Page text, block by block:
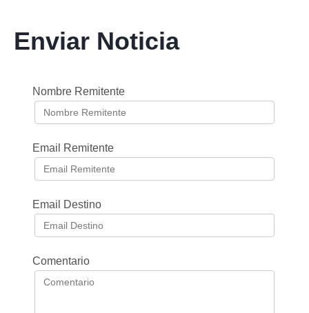
Enviar Noticia
Nombre Remitente
Email Remitente
Email Destino
Comentario